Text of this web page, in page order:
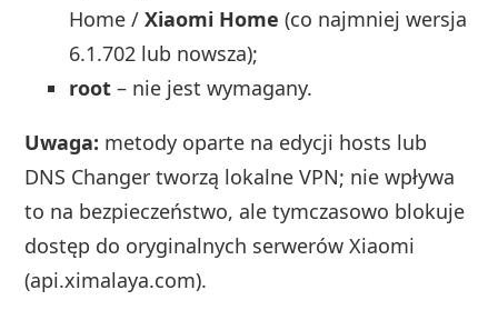
Home /Xiaomi Home (co najmniej wersja
6.1.702 lub nowsza);
root – nie jest wymagany.
Uwaga: metody oparte na edycji hosts lub
DNS Changer tworzą lokalne VPN; nie wpływa
to na bezpieczeństwo, ale tymczasowo blokuje
dostęp do oryginalnych serwerów Xiaomi
(api.ximalaya.com).